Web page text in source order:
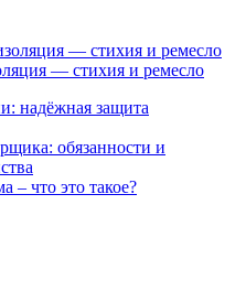
— стихия и ремесло
надёжная защита
обязанности и
– что это такое?